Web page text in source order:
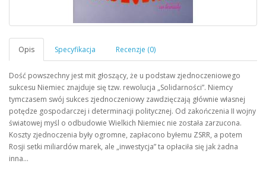
Dość powszechny jest mit głoszący, że u podstaw zjednoczeniowego
sukcesu Niemiec znajduje się tzw. rewolucja „Solidarności”. Niemcy
tymczasem swój sukces zjednoczeniowy zawdzięczają głównie własnej
potędze gospodarczej i determinacji politycznej. Od zakończenia II wojny
światowej myśl o odbudowie Wielkich Niemiec nie została zarzucona.
Koszty zjednoczenia były ogromne, zapłacono byłemu ZSRR, a potem
Rosji setki miliardów marek, ale „inwestycja” ta opłaciła się jak żadna
inna…